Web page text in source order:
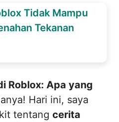
Tidak Mampu
Tekanan
Roblox: Apa yang
Hari ini, saya
tentang cerita